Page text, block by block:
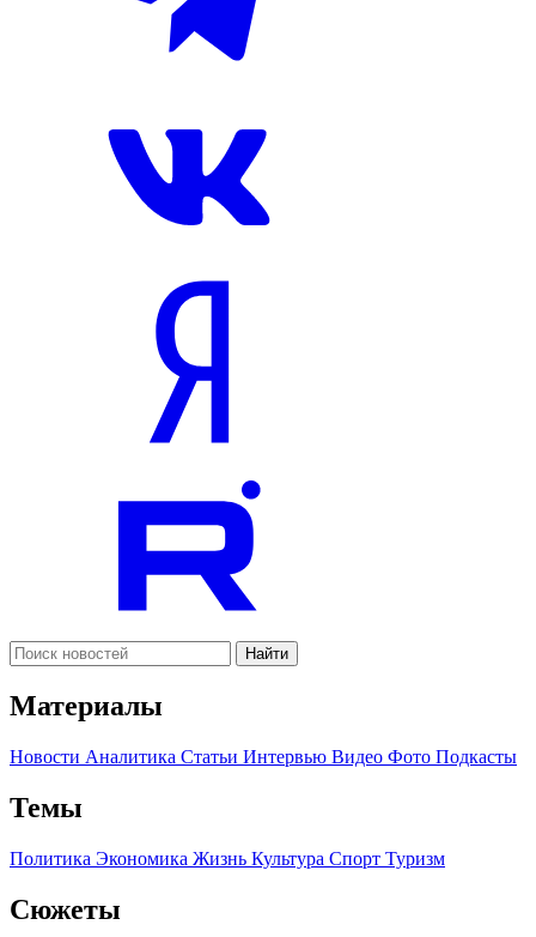
Найти
Материалы
Новости Аналитика Статьи Интервью Видео Фото Подкасты
Темы
Политика Экономика Жизнь Культура Спорт Туризм
Сюжеты